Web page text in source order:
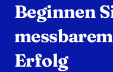
Beginnen
Erfolg